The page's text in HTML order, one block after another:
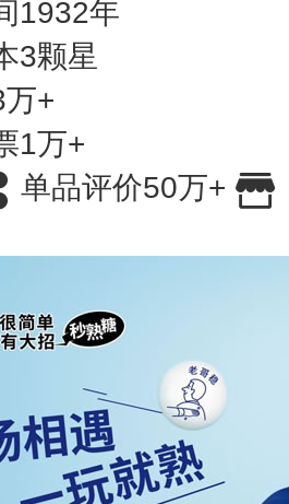
1932年
3颗星
+
1万+
单品评价50万+